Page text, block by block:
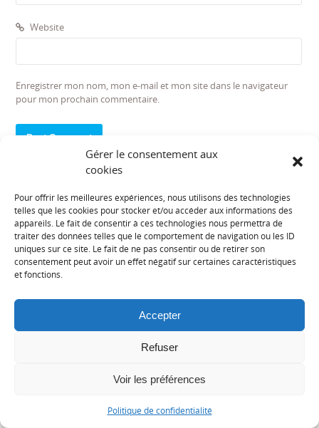
Gérer le consentement aux
cookies
Pour offrir les meilleures expériences, nous utilisons des technologies
telles que les cookies pour stocker et/ou accéder aux informations des
appareils. Le fait de consentir à ces technologies nous permettra de
traiter des données telles que le comportement de navigation ou les ID
uniques sur ce site. Le fait de ne pas consentir ou de retirer son
consentement peut avoir un effet négatif sur certaines caractéristiques
et fonctions.
Accepter
Refuser
Voir les préférences
Politique de confidentialité
Website
Enregistrer mon nom, mon e-mail et mon site dans le navigateur
pour mon prochain commentaire.
A propos de Lekki
Plongez au cœur d’internet, du web 3.o, des jeux vidéos et des
sur l’actualité du digitale et du high-tech en France.
Des articles de fonds quotidiens sur les thématiques suivantes :